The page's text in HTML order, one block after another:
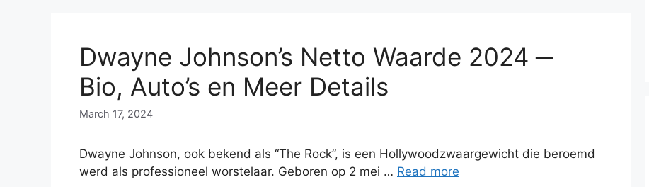
Dwayne Johnson’s Netto Waarde 2024 ─
Bio, Auto’s en Meer Details
March 17, 2024
Dwayne Johnson, ook bekend als “The Rock”, is een Hollywoodzwaargewicht die beroemd
werd als professioneel worstelaar. Geboren op 2 mei … Read more